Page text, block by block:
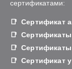
сертификатами:
Сертификат
Сертификат